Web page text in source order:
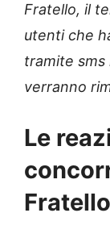
Fratello, il
utenti che
tramite sms
verranno
Le
Fratello